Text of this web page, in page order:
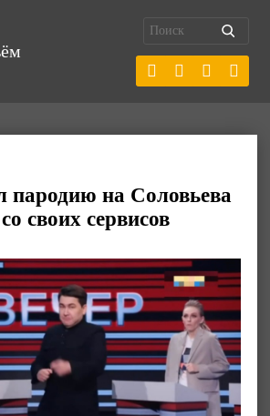
пародию на Соловьева
своих сервисов